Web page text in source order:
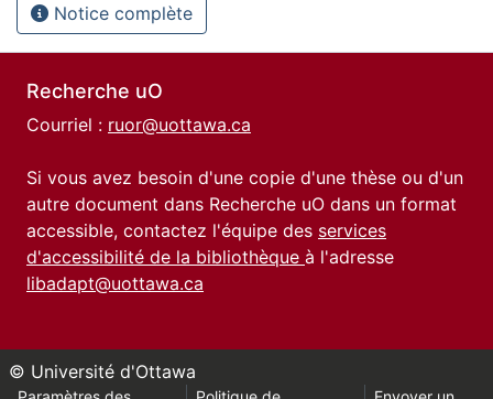
Notice complète
Recherche uO
Courriel : ruor@uottawa.ca
Si vous avez besoin d'une copie d'une thèse ou d'un
autre document dans Recherche uO dans un format
accessible, contactez l'équipe des services
d'accessibilité de la bibliothèque à l'adresse
libadapt@uottawa.ca
© Université d'Ottawa